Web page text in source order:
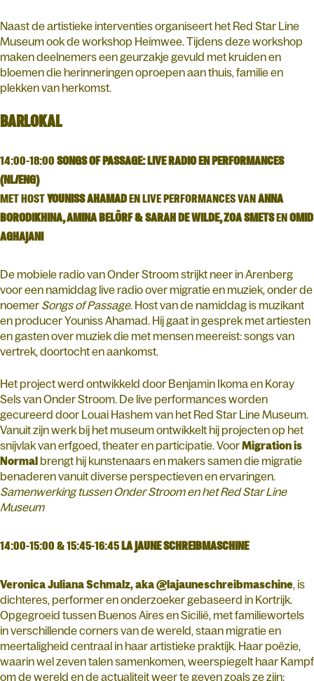
Naast de artistieke interventies organiseert het Red Star Line
Museum ook de workshop Heimwee. Tijdens deze workshop
maken deelnemers een geurzakje gevuld met kruiden en
bloemen die herinneringen oproepen aan thuis, familie en
plekken van herkomst.
BARLOKAL
14:00-18:00SONGS OF PASSAGE: LIVE RADIO EN PERFORMANCES
(NL/ENG)
MET HOSTYOUNISS AHAMADEN LIVE PERFORMANCES VANANNA
BORODIKHINA, AMINA BELÔRF & SARAH DE WILDE, ZOA SMETSENOMID
AGHAJANI
De mobiele radio van Onder Stroom strijkt neer in Arenberg
voor een namiddag live radio over migratie en muziek, onder de
noemer Songs of Passage. Host van de namiddag is muzikant
en producer Youniss Ahamad. Hij gaat in gesprek met artiesten
en gasten over muziek die met mensen meereist: songs van
vertrek, doortocht en aankomst.
Het project werd ontwikkeld door Benjamin Ikoma en Koray
Sels van Onder Stroom. De live performances worden
gecureerd door Louai Hashem van het Red Star Line Museum.
Vanuit zijn werk bij het museum ontwikkelt hij projecten op het
snijvlak van erfgoed, theater en participatie. VoorMigration is
Normal brengt hij kunstenaars en makers samen die migratie
benaderen vanuit diverse perspectieven en ervaringen.
Samenwerking tussen Onder Stroom en het Red Star Line
Museum
14:00-15:00 & 15:45-16:45LA JAUNE SCHREIBMASCHINE
Veronica Juliana Schmalz, aka @lajauneschreibmaschine , is
dichteres, performer en onderzoeker gebaseerd in Kortrijk.
Opgegroeid tussen Buenos Aires en Sicilië, met familiewortels
in verschillende corners van de wereld, staan migratie en
meertaligheid centraal in haar artistieke praktijk. Haar poëzie,
waarin wel zeven talen samenkomen, weerspiegelt haar Kampf
om de wereld en de actualiteit weer te geven zoals ze zijn: